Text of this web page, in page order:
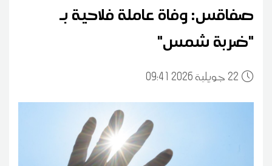
صفاقس: وفاة عاملة فلاحية بـ
"ضربة شمس"
22 09:41 2026 جويلية